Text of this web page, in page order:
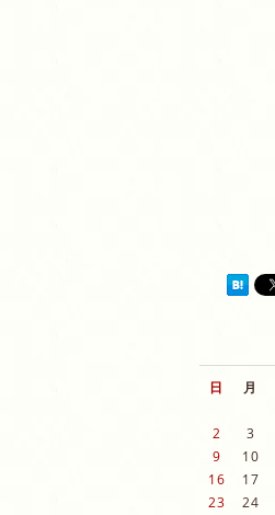
日 月
2
3
9
10
16
17
23
24